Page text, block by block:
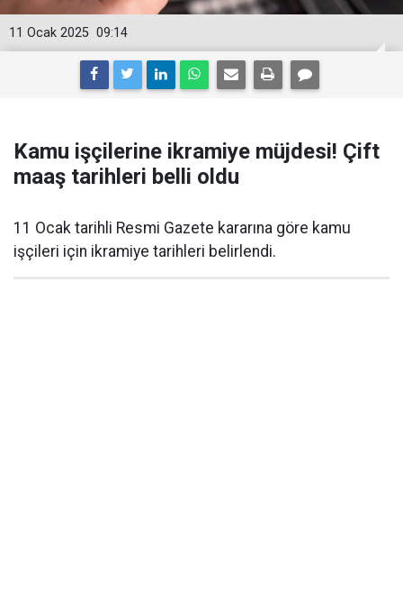
09:14
11 Ocak 2025
Kamu işçilerine ikramiye müjdesi! Çift
maaş tarihleri belli oldu
11 Ocak tarihli Resmi Gazete kararına göre kamu
işçileri için ikramiye tarihleri belirlendi.